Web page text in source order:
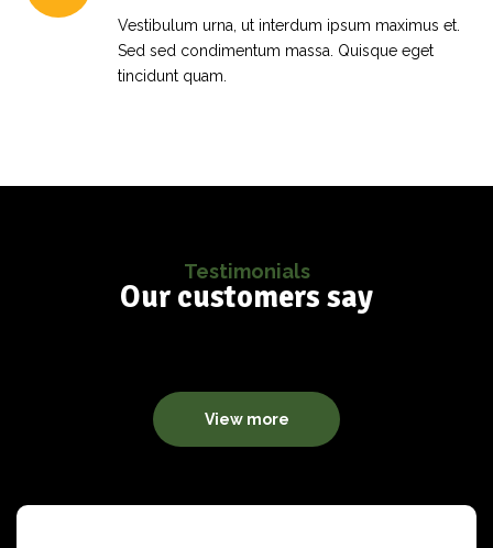
Vestibulum urna, ut interdum ipsum maximus et.
Sed sed condimentum massa. Quisque eget
tincidunt quam.
Testimonials
Our customers say
View more